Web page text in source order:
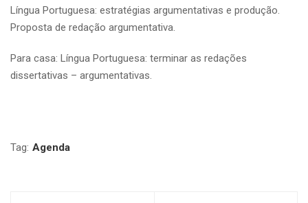
Língua Portuguesa: estratégias argumentativas e produção.
Proposta de redação argumentativa.
Para casa: Língua Portuguesa: terminar as redações
dissertativas – argumentativas.
Tag: Agenda